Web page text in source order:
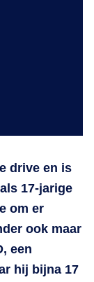
drive en is
17-jarige
om er
ook maar
een
hij bijna 17